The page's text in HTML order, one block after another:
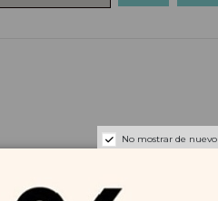
No mostrar de nuevo